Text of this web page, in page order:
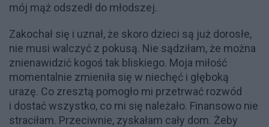
mój mąż odszedł do młodszej.
Zakochał się i uznał, że skoro dzieci są już dorosłe,
nie musi walczyć z pokusą. Nie sądziłam, że można
znienawidzić kogoś tak bliskiego. Moja miłość
momentalnie zmieniła się w niechęć i głęboką
urazę. Co zresztą pomogło mi przetrwać rozwód
i dostać wszystko, co mi się należało. Finansowo nie
straciłam. Przeciwnie, zyskałam cały dom. Żeby